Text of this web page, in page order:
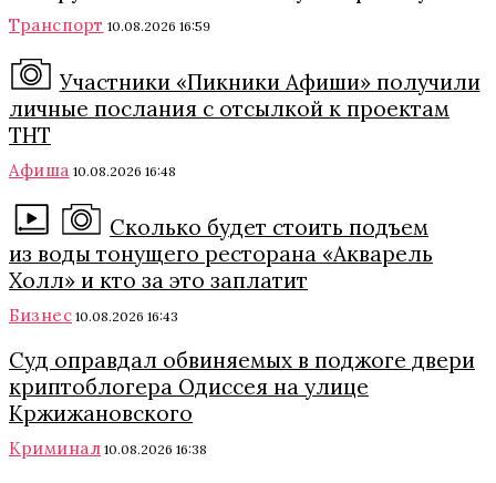
Транспорт 10.08.2026 16:59
Участники «Пикники Афиши» получили
личные послания с отсылкой к проектам
ТНТ
Афиша 10.08.2026 16:48
Сколько будет стоить подъем
из воды тонущего ресторана «Акварель
Холл» и кто за это заплатит
Бизнес 10.08.2026 16:43
Суд оправдал обвиняемых в поджоге двери
криптоблогера Одиссея на улице
Кржижановского
Криминал 10.08.2026 16:38